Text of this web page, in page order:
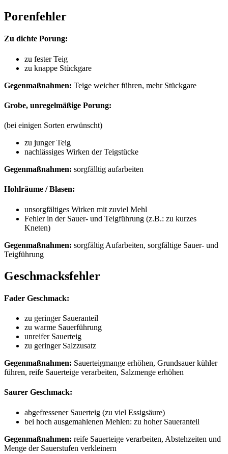
Porenfehler
Zu dichte Porung:
zu fester Teig
zu knappe Stückgare
Gegenmaßnahmen: Teige weicher führen, mehr Stückgare
Grobe, unregelmäßige Porung:
(bei einigen Sorten erwünscht)
zu junger Teig
nachlässiges Wirken der Teigstücke
Gegenmaßnahmen: sorgfälltig aufarbeiten
Hohlräume / Blasen:
unsorgfältiges Wirken mit zuviel Mehl
Fehler in der Sauer- und Teigführung (z.B.: zu kurzes
Kneten)
Gegenmaßnahmen: sorgfältig Aufarbeiten, sorgfältige Sauer- und
Teigführung
Geschmacksfehler
Fader Geschmack:
zu geringer Saueranteil
zu warme Sauerführung
unreifer Sauerteig
zu geringer Salzzusatz
Gegenmaßnahmen: Sauerteigmange erhöhen, Grundsauer kühler
führen, reife Sauerteige verarbeiten, Salzmenge erhöhen
Saurer Geschmack:
abgefressener Sauerteig (zu viel Essigsäure)
bei hoch ausgemahlenen Mehlen: zu hoher Saueranteil
Gegenmaßnahmen: reife Sauerteige verarbeiten, Abstehzeiten und
Menge der Sauerstufen verkleinern